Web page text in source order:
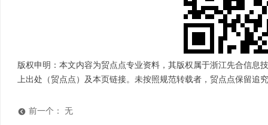
版权申明：本文内容为贸点点专业资料，其版权属于浙江先合信息
上出处（贸点点）及本页链接。未按照规范转载者，贸点点保留追
뀸 前一个： 无